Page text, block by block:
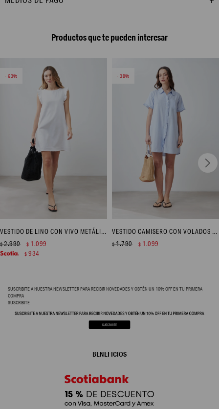
Productos que te pueden interesar
63
VESTIDO DE LINO CON VIVO METÁLICO - BLANCO
$2.990 $ 1.099
$ 934
38
VESTIDO CAMISERO CON VOLADOS - CELESTE MELANGE
$1.790 $ 1.099
SUSCRIBITE A NUESTRA NEWSLETTER PARA RECIBIR NOVEDADES Y OBTÉN UN 10% OFF EN TU PRIMERA
COMPRA
SUSCRIBITE
BENEFICIOS